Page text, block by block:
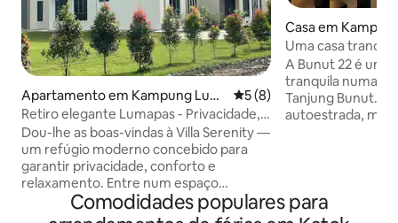
Apartamento em Kampung Lum
apas
Classificação média de 5
5 (8)
Retiro elegante Lumapas - Privacidade,
estilo e conforto
Dou-lhe as boas-vindas à Villa Serenity —
um refúgio moderno concebido para
garantir privacidade, conforto e
relaxamento. Entre num espaço
cuidadosamente concebido, com
interiores acolhedores e um ambiente
Casa em
nut
Uma casa
A Bunut 22 é
tranquila numa
Tanjung Bunut.
autoestrada,
de carro! A casa pode acomodar
Comodidades populares para